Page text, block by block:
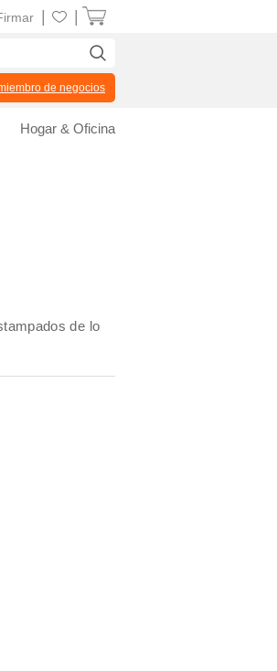
de negocios
Hogar & Oficina
de lo